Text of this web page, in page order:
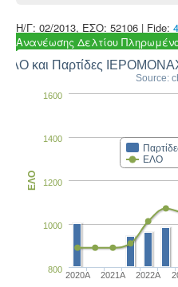
Η/Γ: 02/2013, ΕΣΟ: 52106 | Fide:
Ανανέωσης Δελτίου
ΕΛΟ και Παρτίδες
Source:
ΕΛΟ
2020A 2021A 2022A
800
1000
1200
1400
1600
ΕΛΟ